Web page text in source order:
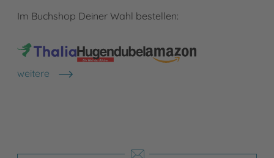
Im Buchshop Deiner Wahl bestellen:
weitere
Shops anzeigen